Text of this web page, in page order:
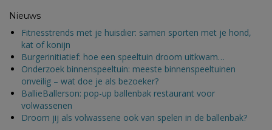
Nieuws
Fitnesstrends met je huisdier: samen sporten met je hond,
kat of konijn
Burgerinitiatief: hoe een speeltuin droom uitkwam…
Onderzoek binnenspeeltuin: meeste binnenspeeltuinen
onveilig – wat doe je als bezoeker?
BallieBallerson: pop-up ballenbak restaurant voor
volwassenen
Droom jij als volwassene ook van spelen in de ballenbak?